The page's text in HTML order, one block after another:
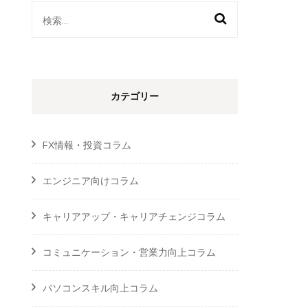
検
カテゴリー
FX情報・投資コラム
エンジニア向けコラム
キャリアアップ・キャリアチェンジコラム
コミュニケーション・営業力向上コラム
パソコンスキル向上コラム